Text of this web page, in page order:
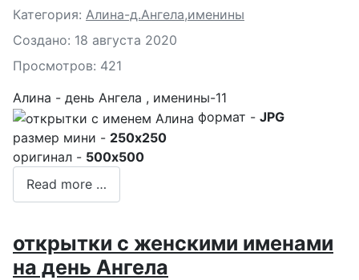
Подробности
Категория: Алина-д.Ангела,именины
Создано: 18 августа 2020
Просмотров: 421
Алина - день Ангела , именины-11
формат - JPG
размер мини - 250x250
оригинал - 500x500
Read more …
открытки с женскими именами
на день Ангела